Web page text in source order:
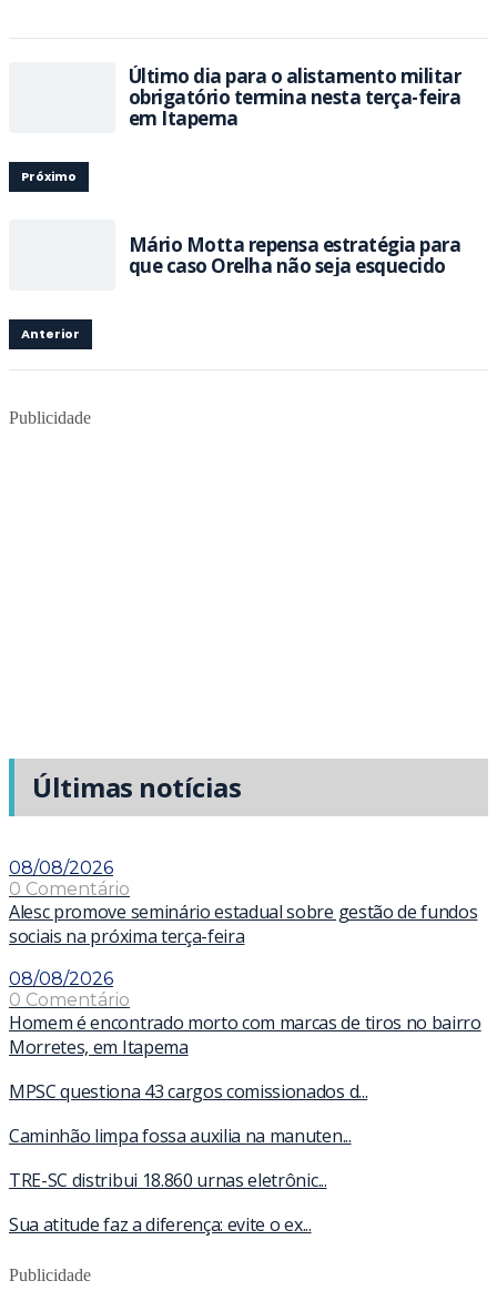
Último dia para o alistamento militar
obrigatório termina nesta terça-feira
em Itapema
Próximo
Mário Motta repensa estratégia para
que caso Orelha não seja esquecido
Anterior
Publicidade
Últimas notícias
08/08/2026
0 Comentário
Alesc promove seminário estadual sobre gestão de fundos
sociais na próxima terça-feira
08/08/2026
0 Comentário
Homem é encontrado morto com marcas de tiros no bairro
Morretes, em Itapema
MPSC questiona 43 cargos comissionados d...
Caminhão limpa fossa auxilia na manuten...
TRE-SC distribui 18.860 urnas eletrônic...
Sua atitude faz a diferença: evite o ex...
Publicidade